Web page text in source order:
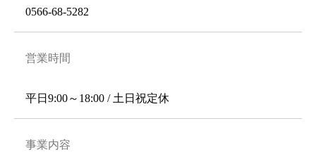
0566-68-5282
営業時間
平日9:00～18:00 / 土日祝定休
事業内容